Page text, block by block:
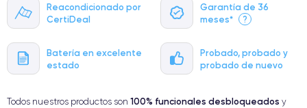
Reacondicionado por
CertiDeal
Garantía de 36
meses*
?
Batería en excelente
estado
Probado, probado y
probado de nuevo
Todos nuestros productos son 100% funcionales desbloqueados y